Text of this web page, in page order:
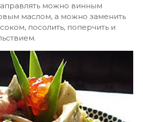
можно винным
маслом, а можно заменить
посолить, поперчить и